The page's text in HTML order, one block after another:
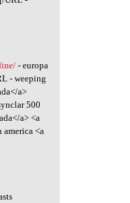
- europa
- weeping
a>
500
a> <a
<a